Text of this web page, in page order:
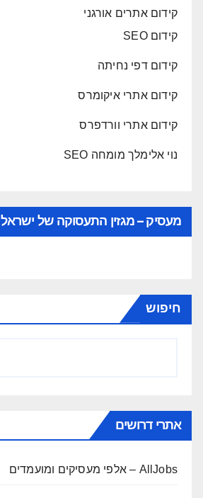
קידום אתרים אורגני
קידום SEO
קידום דפי נחיתה
קידום אתרי איקומרס
קידום אתרי וורדפרס
נוי אלימלך מומחה SEO
מעסיק – מגזין התעסוקה של ישראל
חיפוש
אתרי דרושים
AllJobs – אלפי מעסיקים ומועמדים